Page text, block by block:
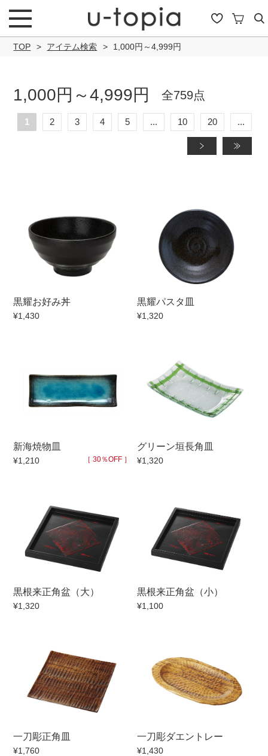
こだわり条件で絞り込み
商品タイプ
通常商品 セール商品 OUTLET
小皿 中皿・取皿
カレー皿・パスタ皿 ランチプレート・仕切皿
小付・珍味 呑水
小丼 ラーメン鉢・中華食器
ポット 急須
マグカップ 蓋付マグ
ロックカップ
そば千代口 フグヒレ酒
そば徳利 汁椀・漆器
箸・カトラリー 箸
子供食器 ガラス
調理雑器 むし碗
TOP アイテム検索 1,000円～4,999円
1,000円～4,999円 全759点
1 2 3 4 5 ... 10 20 ...
»
黒耀お好み丼
¥1,430
黒耀パスタ皿
¥1,320
新海焼物皿
¥1,210 ［ 30％OFF ］
グリーン垣長角皿
¥1,320
黒根来正角盆（大）
¥1,320
黒根来正角盆（小）
¥1,100
一刀彫正角皿
¥1,760
一刀彫ダエントレー
¥1,430